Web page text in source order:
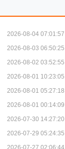
2026-08-04 07:01:57
2026-08-03 06:50:25
2026-08-02 03:52:55
2026-08-01 10:23:05
2026-08-01 05:27:18
2026-08-01 00:14:09
2026-07-30 14:27:20
2026-07-29 05:24:35
2026-07-27 02:06:44